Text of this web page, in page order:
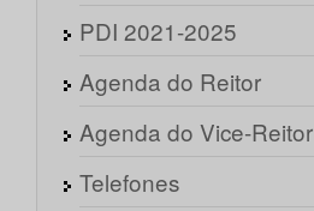
PDI 2021-2025
Agenda do Reitor
Agenda do Vice-Reitor
Telefones